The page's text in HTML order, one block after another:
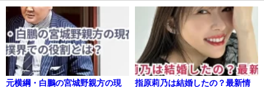
元横綱・白鵬の宮城野親方の現
指原莉乃は結婚したの？最新情